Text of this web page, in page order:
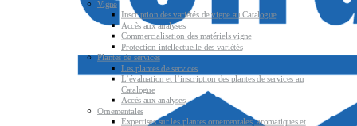
Vigne
Inscription des variétés de vigne au Catalogue
Accès aux analyses
Commercialisation des matériels vigne
Protection intellectuelle des variétés
Plantes de services
Les plantes de services
L’évaluation et l’inscription des plantes de services au
Catalogue
Accès aux analyses
Ornementales
Expertises sur les plantes ornementales, aromatiques et